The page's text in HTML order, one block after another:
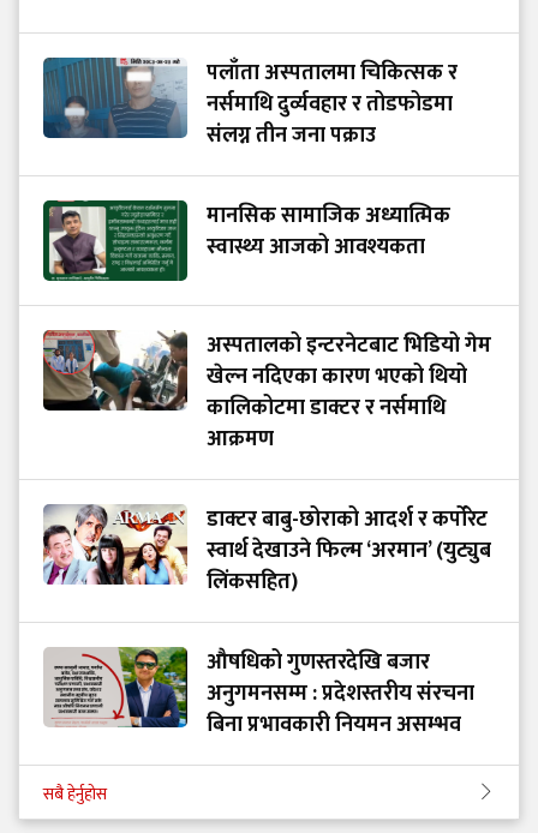
पलाँता अस्पतालमा चिकित्सक र
नर्समाथि दुर्व्यवहार र तोडफोडमा
संलग्न तीन जना पक्राउ
मानसिक सामाजिक अध्यात्मिक
स्वास्थ्य आजको आवश्यकता
अस्पतालको इन्टरनेटबाट भिडियो गेम
खेल्न नदिएका कारण भएको थियो
कालिकोटमा डाक्टर र नर्समाथि
आक्रमण
डाक्टर बाबु-छोराको आदर्श र कर्पोरेट
स्वार्थ देखाउने फिल्म ‘अरमान’ (युट्युब
लिंकसहित)
औषधिको गुणस्तरदेखि बजार
अनुगमनसम्म : प्रदेशस्तरीय संरचना
बिना प्रभावकारी नियमन असम्भव
सबै हेर्नुहोस